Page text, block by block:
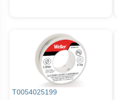
T0054025199